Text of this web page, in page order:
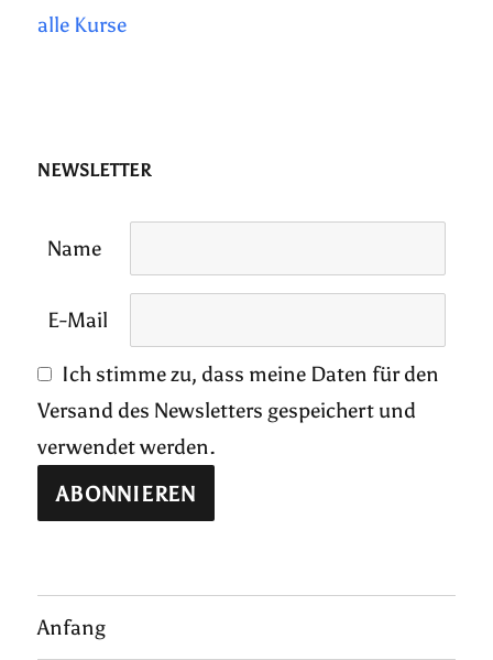
alle Kurse
NEWSLETTER
Name
E-Mail
Ich stimme zu, dass meine Daten für den
Versand des Newsletters gespeichert und
verwendet werden.
Anfang